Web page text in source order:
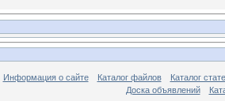
Информация о сайте Каталог файлов
Каталог
Доска объявлений